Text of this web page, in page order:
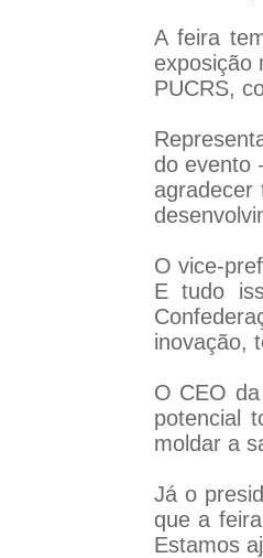
A feira
exposição
PUCRS,
do evento
agradecer
O vice-
E tudo
inovação,
O CEO
potencial
moldar a
Já o
que a
Estamos